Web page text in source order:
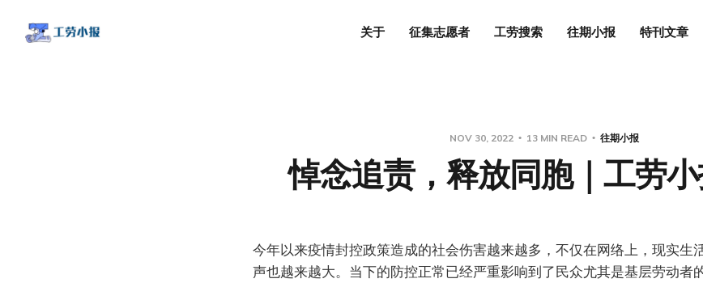
关于 征集志愿者 工劳搜索 往期小报 特刊文章
NOV 30, 2022 13 MIN READ 往期小报
悼念追责，释放同胞｜工劳
今年以来疫情封控政策造成的社会伤害越来越多，不仅在网络上，现实生
声也越来越大。当下的防控正常已经严重影响到了民众尤其是基层劳动者